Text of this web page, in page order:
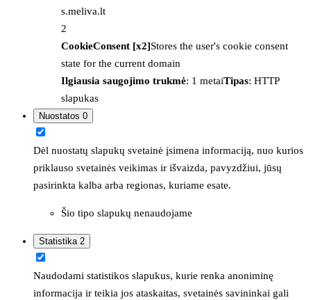
s.meliva.lt
2
CookieConsent [x2]Stores the user's cookie consent
state for the current domain
Ilgiausia saugojimo trukmė: 1 metaiTipas: HTTP
slapukas
Nuostatos 0
Dėl nuostatų slapukų svetainė įsimena informaciją, nuo kurios
priklauso svetainės veikimas ir išvaizda, pavyzdžiui, jūsų
pasirinkta kalba arba regionas, kuriame esate.
Šio tipo slapukų nenaudojame
Statistika 2
Naudodami statistikos slapukus, kurie renka anoniminę
informacija ir teikia jos ataskaitas, svetainės savininkai gali